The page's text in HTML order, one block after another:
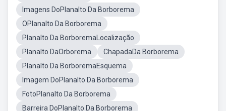
Imagens DoPlanalto Da Borborema
OPlanalto Da Borborema
Planalto Da BorboremaLocalização
Planalto DaOrborema
ChapadaDa Borborema
Planalto Da BorboremaEsquema
Imagem DoPlanalto Da Borborema
FotoPlanalto Da Borborema
Barreira DoPlanalto Da Borborema